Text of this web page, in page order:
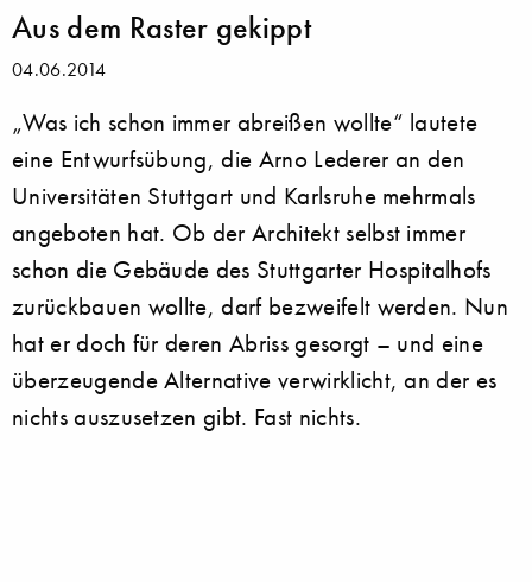
Aus dem Raster gekippt
04.06.2014
„Was ich schon immer abreißen wollte“ lautete
eine Entwurfsübung, die Arno Lederer an den
Universitäten Stuttgart und Karlsruhe mehrmals
angeboten hat. Ob der Architekt selbst immer
schon die Gebäude des Stuttgarter Hospitalhofs
zurückbauen wollte, darf bezweifelt werden. Nun
hat er doch für deren Abriss gesorgt – und eine
überzeugende Alternative verwirklicht, an der es
nichts auszusetzen gibt. Fast nichts.